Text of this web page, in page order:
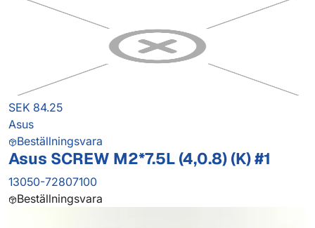
SEK 84.25
Asus
Beställningsvara
Asus SCREW M2*7.5L (4,0.8) (K) #1
13050-72807100
Beställningsvara